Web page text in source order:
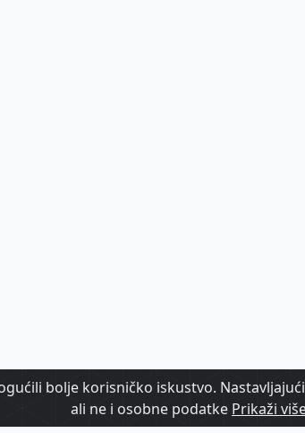
bolje korisničko iskustvo.
ali ne i osobne podatke Prikaži